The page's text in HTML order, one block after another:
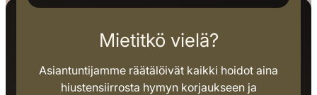
Mietitkö vielä?
Asiantuntijamme räätälöivät kaikki hoidot aina
hiustensiirrosta hymyn korjaukseen ja